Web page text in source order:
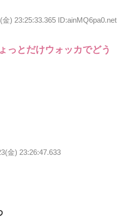
金) 23:25:33.365 ID:ainMQ6pa0.net
っとだけウォッカでどう
金) 23:26:47.633